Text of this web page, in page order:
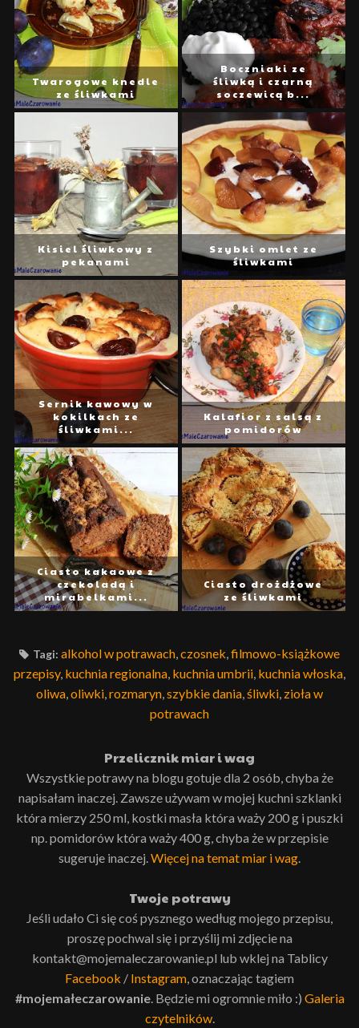
Twarogowe knedle
ze śliwkami
Boczniaki ze
śliwką i czarną
soczewicą b...
Kisiel śliwkowy z
pekanami
Szybki omlet ze
śliwkami
Sernik kawowy w
kokilkach ze
śliwkami...
Kalafior z salsą z
pomidorów
Ciasto kakaowe z
czekoladą i
mirabelkami...
Ciasto drożdżowe
ze śliwkami
Tagi: alkohol w potrawach czosnek filmowo-książkowe
przepisy, kuchnia regionalna kuchnia umbrii kuchnia włoska
oliwa oliwki rozmaryn szybkie dania śliwki zioła w
potrawach
Przelicznik miar i wag
Wszystkie potrawy na blogu gotuje dla 2 osób, chyba że
napisałam inaczej. Zawsze używam w mojej kuchni szklanki
która mierzy 250 ml, kostki masła która waży 200 g i puszki
np. pomidorów która waży 400 g, chyba że w przepisie
sugeruje inaczej. Więcej na temat miar i wag
Twoje potrawy
Jeśli udało Ci się coś pysznego według mojego przepisu,
proszę pochwal się i przyślij mi zdjęcie na
kontakt@mojemaleczarowanie.pl lub wklej na Tablicy
Facebook / Instagram , oznaczając tagiem
#mojemałeczarowanie. Będzie mi ogromnie miło :) Galeria
czytelników.